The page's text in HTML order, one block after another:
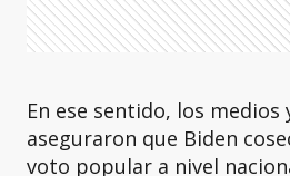
En ese sentido, los medios
aseguraron que Biden
voto popular a nivel